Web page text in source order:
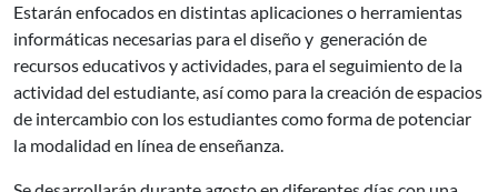
Estarán enfocados en distintas aplicaciones o herramientas
informáticas necesarias para el diseño y generación de
recursos educativos y actividades, para el seguimiento de la
actividad del estudiante, así como para la creación de espacios
de intercambio con los estudiantes como forma de potenciar
la modalidad en línea de enseñanza.